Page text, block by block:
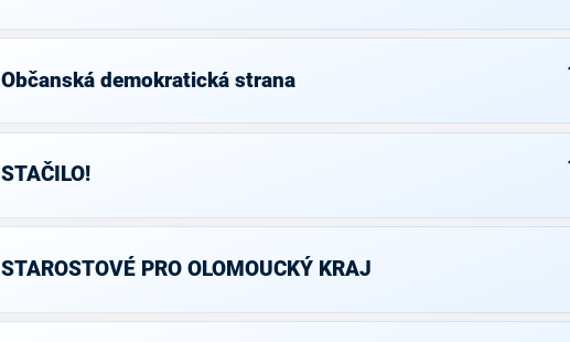
Občanská demokratická strana
STAČILO!
STAROSTOVÉ PRO OLOMOUCKÝ KRAJ